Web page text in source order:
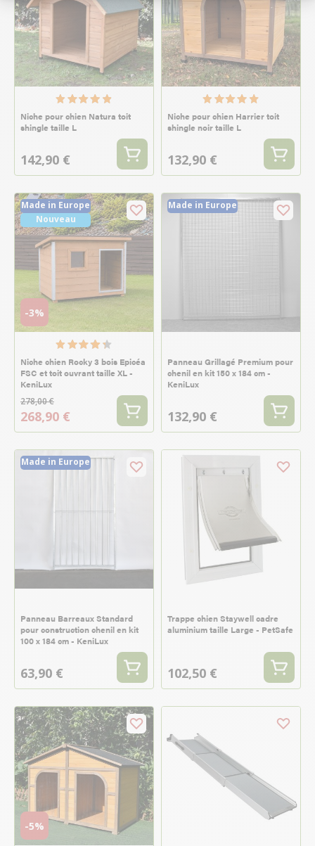
Niche pour chien Natura toit
shingle taille L
142,90 €
Niche pour chien Harrier toit
shingle noir taille L
132,90 €
Made in Europe
Nouveau
-3%
Niche chien Rocky 3 bois Epicéa
FSC et toit ouvrant taille XL -
KeniLux
278,00 €
268,90 €
Made in Europe
Panneau Grillagé Premium pour
chenil en kit 150 x 184 cm -
KeniLux
132,90 €
Made in Europe
Panneau Barreaux Standard
pour construction chenil en kit
100 x 184 cm - KeniLux
63,90 €
Trappe chien Staywell cadre
aluminium taille Large - PetSafe
102,50 €
-5%